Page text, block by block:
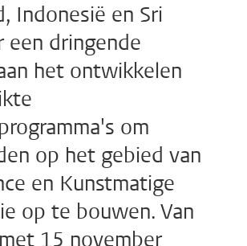
Indonesië en Sri
een dringende
het ontwikkelen
om
op het gebied van
en Kunstmatige
op te bouwen. Van
15 november